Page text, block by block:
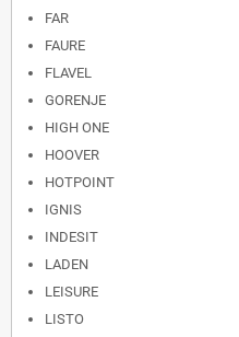
FAR
FAURE
FLAVEL
GORENJE
HIGH ONE
HOOVER
HOTPOINT
IGNIS
INDESIT
LADEN
LEISURE
LISTO